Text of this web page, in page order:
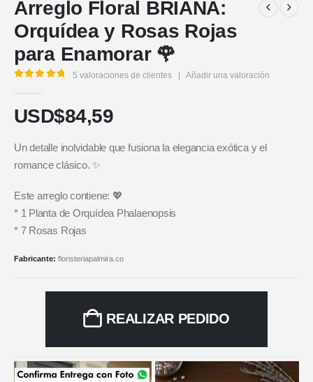
Arreglo Floral BRIANA:
Orquídea y Rosas Rojas
para Enamorar 🌹
5 valoraciones de clientes | Añadir una valoración
USD$84,59
Un detalle inolvidable que fusiona la elegancia exótica y el
romance clásico. ✨
Este arreglo contiene: 💖
* 1 Planta de Orquídea Phalaenopsis
* 7 Rosas Rojas
Fabricante: floristeriapalmira.co
REALIZAR PEDIDO